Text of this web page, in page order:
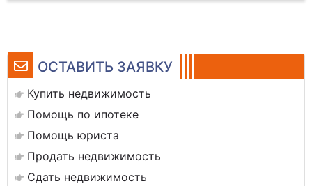
ОСТАВИТЬ ЗАЯВКУ
Купить недвижимость
Помощь по ипотеке
Помощь юриста
Продать недвижимость
Сдать недвижимость